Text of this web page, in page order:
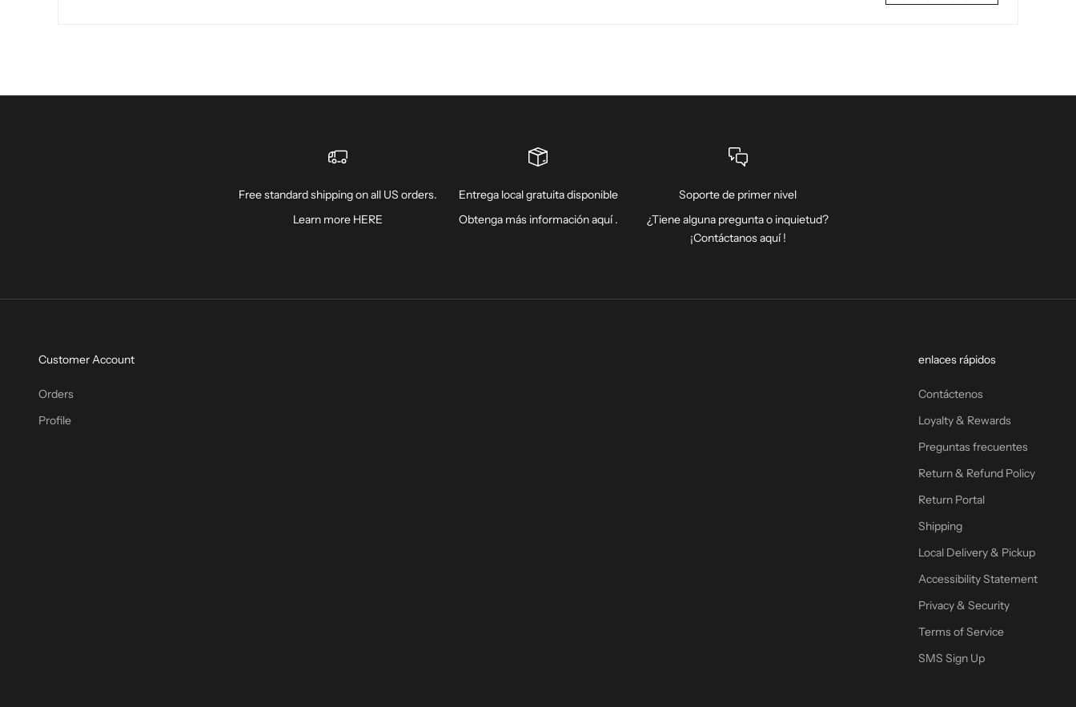
Free standard shipping on all US orders.
Learn more HERE
Entrega local gratuita disponible
Obtenga más informaciónaquí.
Soporte de primer nivel
¿Tiene alguna pregunta o inquietud?
¡Contáctanosaquí!
Customer Account
Orders
Profile
enlaces rápidos
Contáctenos
Loyalty & Rewards
Preguntas frecuentes
Return & Refund Policy
Return Portal
Shipping
Local Delivery & Pickup
Accessibility Statement
Privacy & Security
Terms of Service
SMS Sign Up